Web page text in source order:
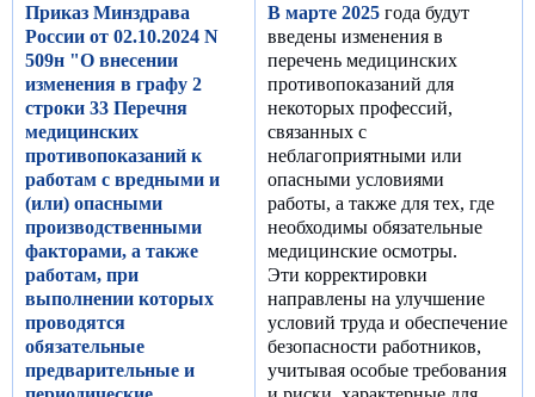
Приказ Минздрава
России от 02.10.2024 N
509н "О внесении
изменения в графу 2
строки 33 Перечня
медицинских
противопоказаний к
работам с вредными и
(или) опасными
производственными
факторами, а также
работам, при
выполнении которых
проводятся
обязательные
предварительные и
В марте 2025 года будут
введены изменения в
перечень медицинских
противопоказаний для
некоторых профессий,
связанных с
неблагоприятными или
опасными условиями
работы, а также для тех, где
необходимы обязательные
медицинские осмотры.
Эти корректировки
направлены на улучшение
условий труда и обеспечение
безопасности работников,
учитывая особые требования